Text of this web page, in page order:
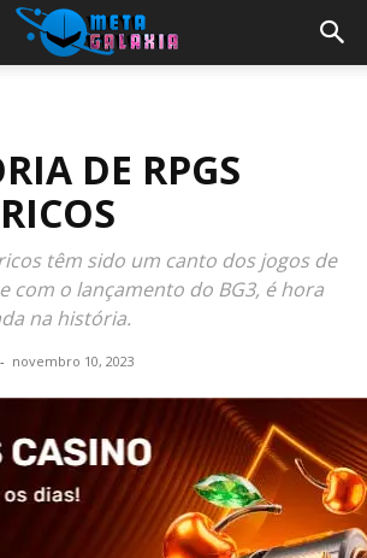
DE RPGS
têm sido um canto dos jogos de
com o lançamento do BG3, é hora
na história.
- novembro 10, 2023